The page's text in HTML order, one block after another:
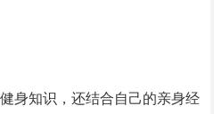
身知识，还结合自己的亲身经